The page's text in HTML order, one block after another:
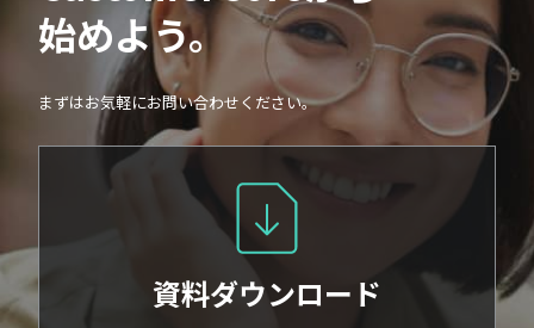
始めよう。
まずはお気軽にお問い合わせください。
資料ダウンロード